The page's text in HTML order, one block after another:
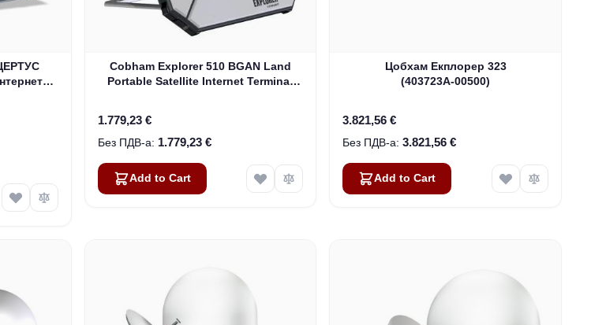
Cobham Explorer 510 BGAN Land
Portable Satellite Internet Terminal
1.779,23 €
1.779,23 €
Add to Cart
Цобхам Екплорер 323
(403723А-00500)
3.821,56 €
3.821,56 €
Add to Cart